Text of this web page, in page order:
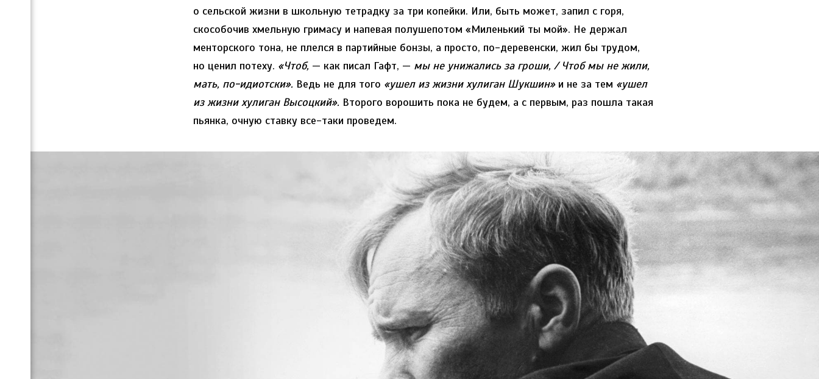
о сельской жизни в школьную тетрадку за три копейки. Или, быть может, запил с горя,
скособочив хмельную гримасу и напевая полушепотом «Миленький ты мой». Не держал
менторского тона, не плелся в партийные бонзы, а просто, по-деревенски, жил бы трудом,
но ценил потеху. «Чтоб, — как писал Гафт, — мы не унижались за гроши, / Чтоб мы не жили,
мать, по-идиотски». Ведь не для того «ушел из жизни хулиган Шукшин»и не за тем «ушел
из жизни хулиган Высоцкий». Второго ворошить пока не будем, а с первым, раз пошла такая
пьянка, очную ставку все-таки проведем.